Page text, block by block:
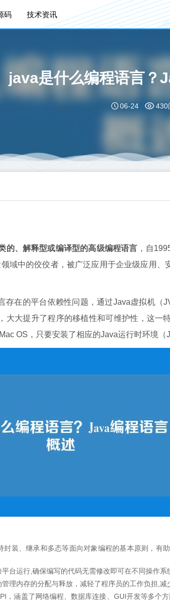
码 技术资讯
java是什么编程语言？
06-24 430
的、解释型或编译型的高级编程语言 ，自
域中的佼佼者，被广泛应用于企业级应用、
存在的平台依赖性问题，通过Java虚拟机（
大大提升了程序的移植性和可维护性，这一
OS，只要安装了相应的Java运行时环境（
封装、继承和多态等面向对象编程的基本原则，有
台运行,确保编写的代码无需修改即可在不同操作系
理内存的分配与释放，减轻了程序员的工作负担,减
，涵盖了网络编程、数据库连接、GUI开发等多个